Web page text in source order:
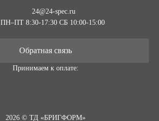
24@24-spec.ru
ПН–ПТ 8:30-17:30 СБ 10:00-15:00
Обратная связь
Принимаем к оплате:
2026 © ТД «БРИГФОРМ»